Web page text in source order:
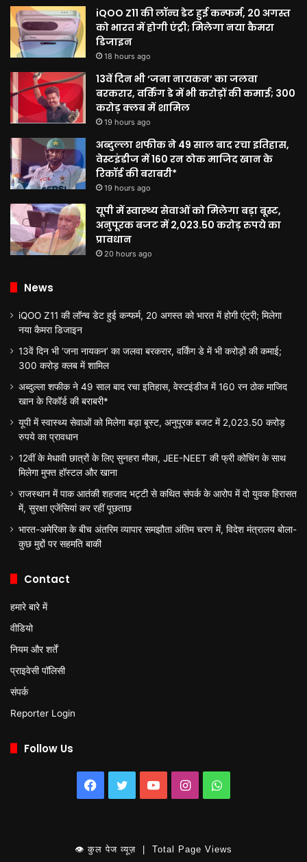
iQOO Z11 की लॉन्च डेट हुई कन्फर्म, 20 अगस्त
को भारत में होगी एंट्री; मिलेगा नया कैमरा
डिजाइन
18 hours ago
13वें दिन भी ‘जना नायकन’ का जलवा
बरकरार, वर्किंग डे में भी करोड़ों की कमाई; 300
करोड़ क्लब में शामिल
19 hours ago
अब्दुल्ला शफीक ने 49 साल बाद रचा इतिहास,
वेस्टइंडीज में 160 रन ठोक माजिद खान के
रिकॉर्ड की बराबरी*
19 hours ago
यूपी में स्वास्थ्य सेवाओं को मिलेगा बड़ा बूस्ट,
अनुपूरक बजट में 2,023.50 करोड़ रुपये का
प्रावधान
20 hours ago
News
iQOO Z11 की लॉन्च डेट हुई कन्फर्म, 20 अगस्त को भारत में होगी एंट्री; मिलेगा
नया कैमरा डिजाइन
13वें दिन भी ‘जना नायकन’ का जलवा बरकरार, वर्किंग डे में भी करोड़ों की कमाई;
300 करोड़ क्लब में शामिल
अब्दुल्ला शफीक ने 49 साल बाद रचा इतिहास, वेस्टइंडीज में 160 रन ठोक माजिद
खान के रिकॉर्ड की बराबरी*
यूपी में स्वास्थ्य सेवाओं को मिलेगा बड़ा बूस्ट, अनुपूरक बजट में 2,023.50 करोड़
रुपये का प्रावधान
12वीं के मेधावी छात्रों के लिए सुनहरा मौका, JEE-NEET की फ्री कोचिंग के साथ
मिलेगा मुफ्त हॉस्टल और खाना
राजस्थान में पाक आतंकी शहजाद भट्टी से कथित संपर्क के आरोप में दो युवक हिरासत
में, सुरक्षा एजेंसियां कर रहीं पूछताछ
भारत-अमेरिका के बीच अंतरिम व्यापार समझौता अंतिम चरण में, विदेश मंत्रालय बोला-
कुछ मुद्दों पर सहमति बाकी
Contact
हमारे बारे में
वीडियो
नियम और शर्तें
प्राइवेसी पॉलिसी
संपर्क
Reporter Login
Follow Us
Facebook
TwitterYouTubeInstagramWhatsApp
👁 कुल पेज व्यूज़ | Total Page Views